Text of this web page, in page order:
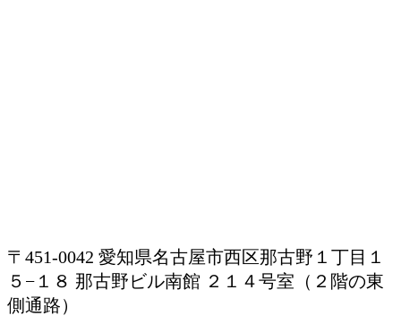
〒451-0042 愛知県名古屋市西区那古野１丁目１
５−１８ 那古野ビル南館 ２１４号室（２階の東
側通路）